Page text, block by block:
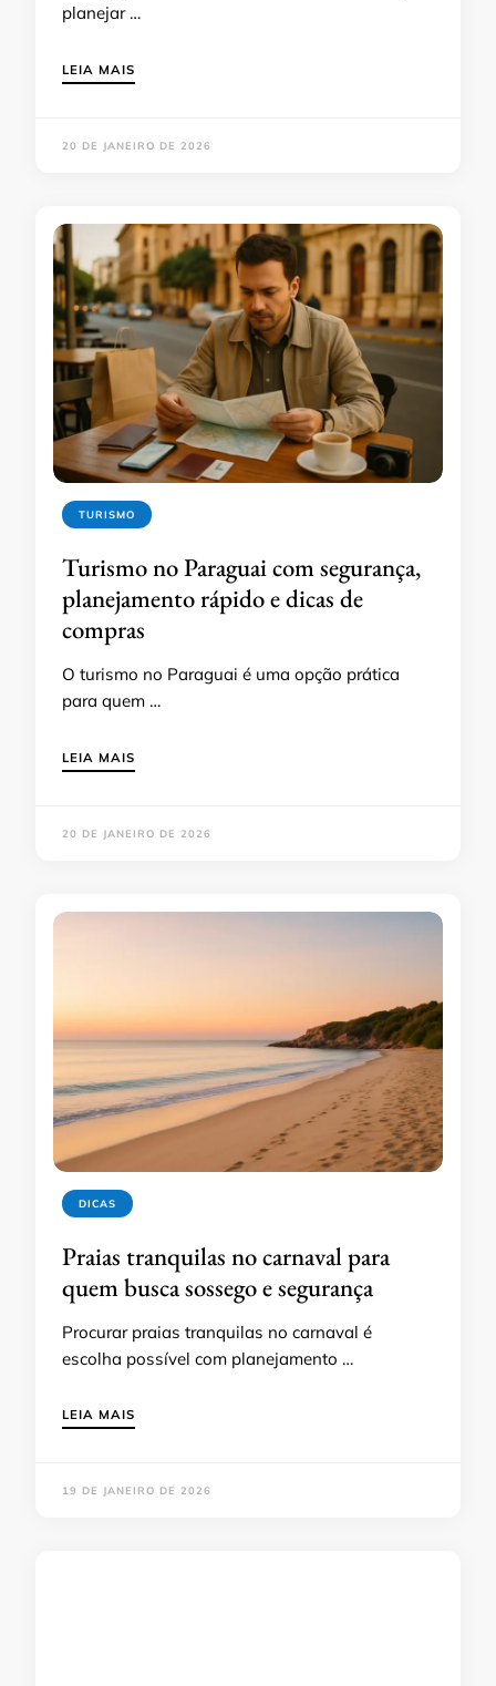
planejar …
LEIA MAIS
20 DE JANEIRO DE 2026
TURISMO
Turismo no Paraguai com segurança,
planejamento rápido e dicas de
compras
O turismo no Paraguai é uma opção prática
para quem …
LEIA MAIS
20 DE JANEIRO DE 2026
DICAS
Praias tranquilas no carnaval para
quem busca sossego e segurança
Procurar praias tranquilas no carnaval é
escolha possível com planejamento …
LEIA MAIS
19 DE JANEIRO DE 2026